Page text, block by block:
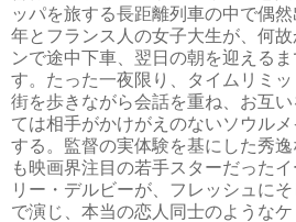
ッパを旅する長距離列車の中で偶
年とフランス人の女子大生が、何
ンで途中下車、翌日の朝を迎える
す。たった一夜限り、タイムリミ
街を歩きながら会話を重ね、お互
ては相手がかけがえのないソウル
する。監督の実体験を基にした秀
も映画界注目の若手スターだった
リー・デルビーが、フレッシュに
で演じ、本当の恋人同士のようなケ